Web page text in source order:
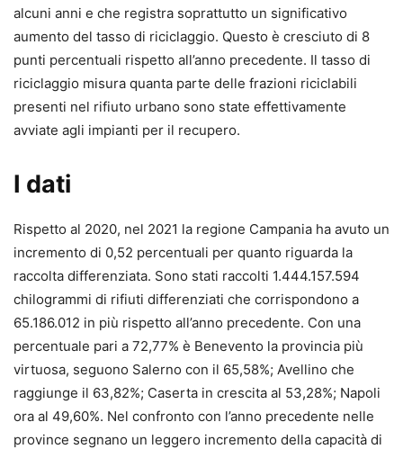
alcuni anni e che registra soprattutto un significativo
aumento del tasso di riciclaggio. Questo è cresciuto di 8
punti percentuali rispetto all’anno precedente. Il tasso di
riciclaggio misura quanta parte delle frazioni riciclabili
presenti nel rifiuto urbano sono state effettivamente
avviate agli impianti per il recupero.
I dati
Rispetto al 2020, nel 2021 la regione Campania ha avuto un
incremento di 0,52 percentuali per quanto riguarda la
raccolta differenziata. Sono stati raccolti 1.444.157.594
chilogrammi di rifiuti differenziati che corrispondono a
65.186.012 in più rispetto all’anno precedente. Con una
percentuale pari a 72,77% è Benevento la provincia più
virtuosa, seguono Salerno con il 65,58%; Avellino che
raggiunge il 63,82%; Caserta in crescita al 53,28%; Napoli
ora al 49,60%. Nel confronto con l’anno precedente nelle
province segnano un leggero incremento della capacità di